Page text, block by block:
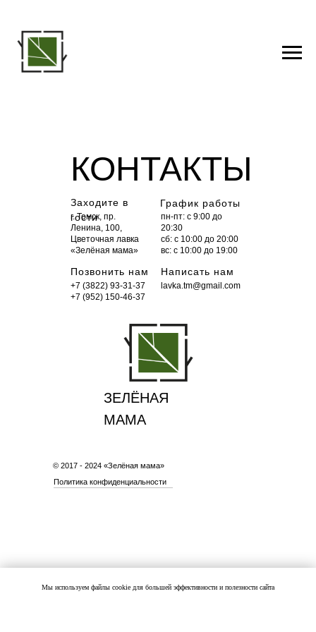
Позвонить нам
Заходите в
гости
График работы
г. Томск, пр.
Ленина, 100,
Цветочная лавка
«Зелёная мама»
Написать нам
КОНТАКТЫ
пн-пт: с 9:00 до
20:30
сб: с 10:00 до 20:00
вс: c 10:00 до 19:00
+7 (3822) 93-31-37
+7 (952) 150-46-37
lavka.tm@gmail.com
ЗЕЛЁНАЯ
МАМА
Мы используем файлы cookie для большей эффективности и полезности сайта
© 2017 - 2024 «Зелёная мама»
Политика конфиденциальности